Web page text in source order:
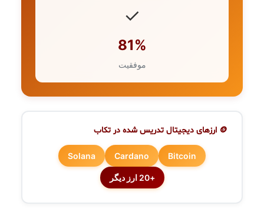
✓
81%
موفقیت
🪙 ارزهای دیجیتال تدریس شده در تکاب
Bitcoin
Cardano
Solana
+20 ارز دیگر